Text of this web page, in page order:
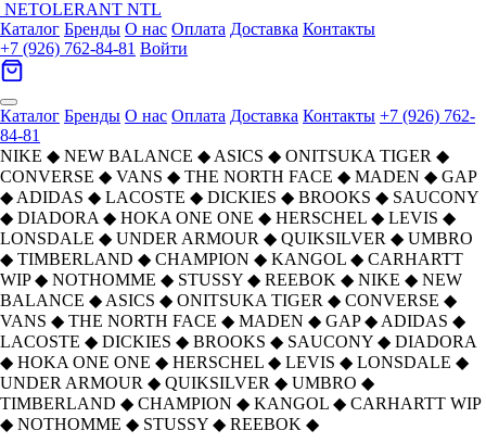
NETOLERANT NTL
Каталог Бренды О нас Оплата Доставка Контакты
+7 (926) 762-84-81 Войти
Каталог Бренды О нас Оплата Доставка Контакты +7 (926) 762-
84-81
NIKE ◆ NEW BALANCE ◆ ASICS ◆ ONITSUKA TIGER ◆
CONVERSE ◆ VANS ◆ THE NORTH FACE ◆ MADEN ◆ GAP
◆ ADIDAS ◆ LACOSTE ◆ DICKIES ◆ BROOKS ◆ SAUCONY
◆ DIADORA ◆ HOKA ONE ONE ◆ HERSCHEL ◆ LEVIS ◆
LONSDALE ◆ UNDER ARMOUR ◆ QUIKSILVER ◆ UMBRO
◆ TIMBERLAND ◆ CHAMPION ◆ KANGOL ◆ CARHARTT
WIP ◆ NOTHOMME ◆ STUSSY ◆ REEBOK ◆ NIKE ◆ NEW
BALANCE ◆ ASICS ◆ ONITSUKA TIGER ◆ CONVERSE ◆
VANS ◆ THE NORTH FACE ◆ MADEN ◆ GAP ◆ ADIDAS ◆
LACOSTE ◆ DICKIES ◆ BROOKS ◆ SAUCONY ◆ DIADORA
◆ HOKA ONE ONE ◆ HERSCHEL ◆ LEVIS ◆ LONSDALE ◆
UNDER ARMOUR ◆ QUIKSILVER ◆ UMBRO ◆
TIMBERLAND ◆ CHAMPION ◆ KANGOL ◆ CARHARTT WIP
◆ NOTHOMME ◆ STUSSY ◆ REEBOK ◆